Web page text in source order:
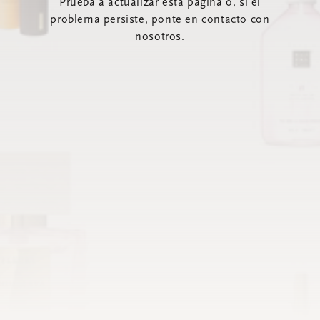
Prueba a actualizar esta página o, si el
problema persiste, ponte en contacto con
nosotros.